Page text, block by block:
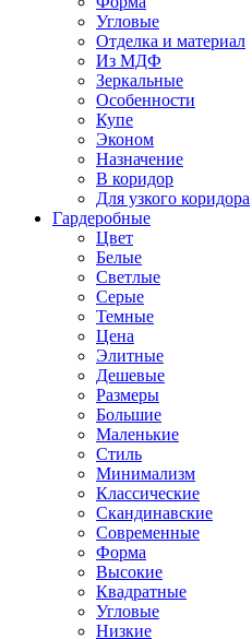
Угловые
Отделка и материал
Из МДФ
Зеркальные
Особенности
Купе
Эконом
Назначение
В коридор
Для узкого коридора
Гардеробные
Цвет
Белые
Светлые
Серые
Темные
Цена
Элитные
Дешевые
Размеры
Большие
Маленькие
Стиль
Минимализм
Классические
Скандинавские
Современные
Форма
Высокие
Квадратные
Угловые
Низкие